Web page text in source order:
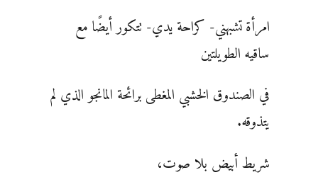
امرأة تشبهني- كراحة يدي- تتكور أيضًا مع
ساقيه الطويلتين
في الصندوق الخشبي المغطى برائحة المانجو الذي لم
يتذوقه.
شريط أبيض بلا صوت،